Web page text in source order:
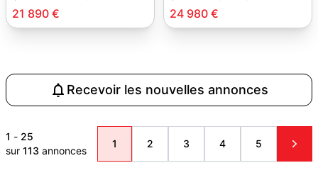
21 890 € 24 980 €
Recevoir les nouvelles annonces
1 - 25
sur 113 annonces
1 2 3 4 5